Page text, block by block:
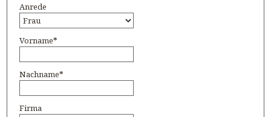
Anrede
Vorname*
Nachname*
Firma